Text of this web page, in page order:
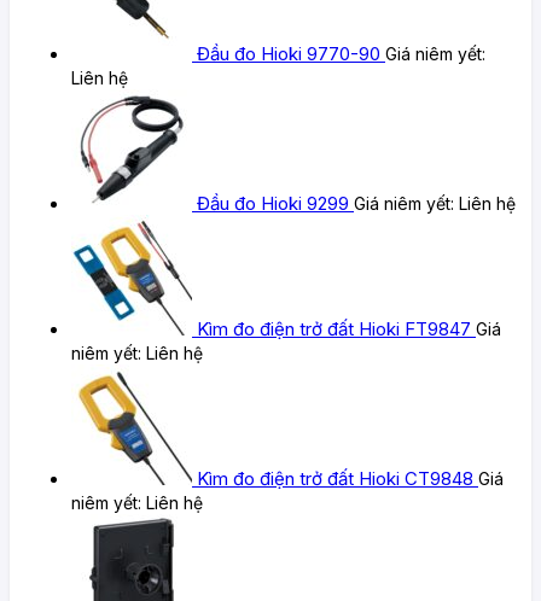
Đầu đo Hioki 9770-90 Giá niêm yết:
Liên hệ
Đầu đo Hioki 9299 Giá niêm yết: Liên hệ
Kìm đo điện trở đất Hioki FT9847 Giá
niêm yết: Liên hệ
Kìm đo điện trở đất Hioki CT9848 Giá
niêm yết: Liên hệ